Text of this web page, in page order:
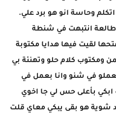
وحاسة انو هو برد علي.
طالعة انتبهت في شنطة
لقيت فيها هدايا مكتوبة
ومكتوب كلام حلو وتهنئة بي
في شنو وانا بعمل في
بأعلى حس لي جا اخوي
شوية هو بقى يبكي معاي قلت